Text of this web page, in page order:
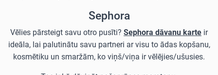
Sephora
Vēlies pārsteigt savu otro pusīti? Sephora dāvanu karte ir
ideāla, lai palutinātu savu partneri ar visu to ādas kopšanu,
kosmētiku un smaržām, ko viņš/viņa ir vēlējies/ušusies.